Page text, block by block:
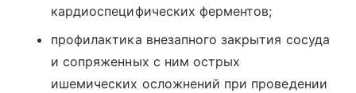
кардиоспецифических ферментов;
профилактика внезапного закрытия сосуда
и сопряженных с ним острых
ишемических осложнений при проведении